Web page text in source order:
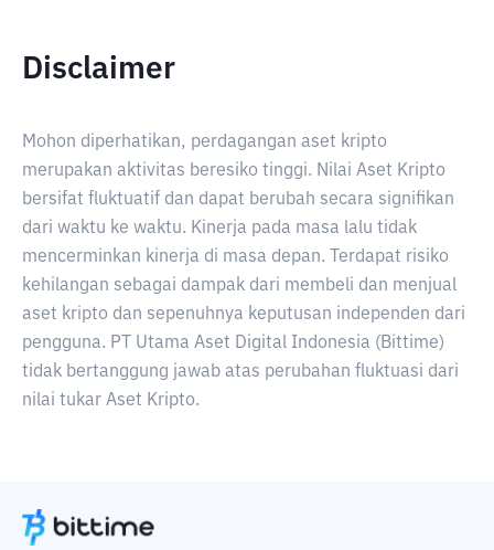
Disclaimer
Mohon diperhatikan, perdagangan aset kripto
merupakan aktivitas beresiko tinggi. Nilai Aset Kripto
bersifat fluktuatif dan dapat berubah secara signifikan
dari waktu ke waktu. Kinerja pada masa lalu tidak
mencerminkan kinerja di masa depan. Terdapat risiko
kehilangan sebagai dampak dari membeli dan menjual
aset kripto dan sepenuhnya keputusan independen dari
pengguna. PT Utama Aset Digital Indonesia (Bittime)
tidak bertanggung jawab atas perubahan fluktuasi dari
nilai tukar Aset Kripto.